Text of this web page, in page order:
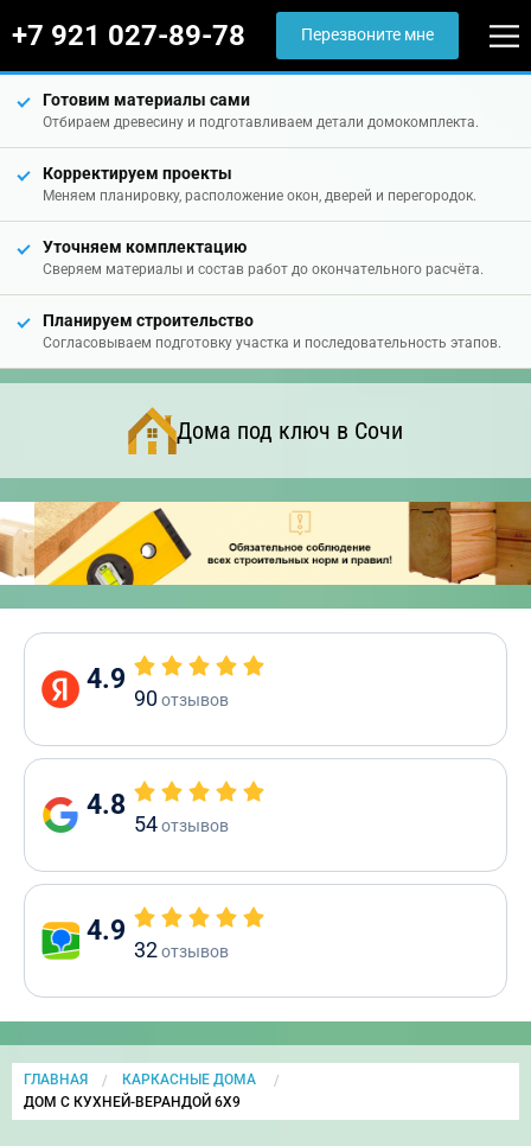
+7 921 027-89-78 Перезвоните мне
Готовим материалы сами
Отбираем древесину и подготавливаем детали домокомплекта.
Корректируем проекты
Меняем планировку, расположение окон, дверей и перегородок.
Уточняем комплектацию
Сверяем материалы и состав работ до окончательного расчёта.
Планируем строительство
Согласовываем подготовку участка и последовательность этапов.
Дома под ключ в Сочи
4.9
90отзывов
4.8
54отзывов
4.9
32отзывов
ГЛАВНАЯ
КАРКАСНЫЕ ДОМА
CURRENT:
ДОМ С КУХНЕЙ-ВЕРАНДОЙ 6Х9